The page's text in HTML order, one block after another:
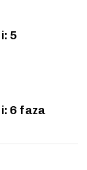
5
6 faza